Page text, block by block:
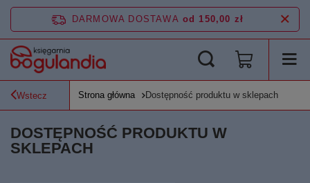
DARMOWA DOSTAWA od 150,00 zł
Wstecz Strona główna Dostępność produktu w sklepach
DOSTĘPNOŚĆ PRODUKTU W
SKLEPACH